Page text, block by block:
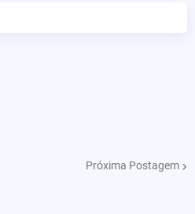
Próxima Postagem